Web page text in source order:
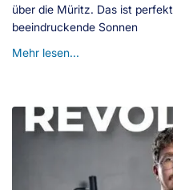
über die Müritz. Das ist
beeindruckende Sonnen
Mehr lesen...